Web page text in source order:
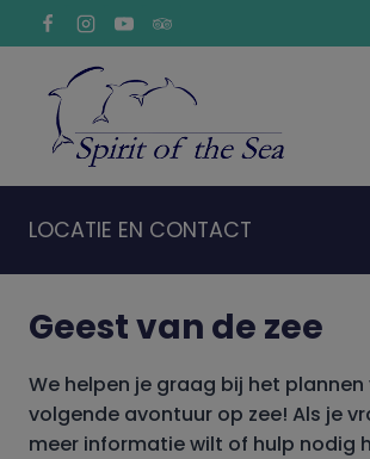
Doorgaan
naar
LOCATIE EN CONTACT
Geest van de zee
We helpen je graag bij het plannen
volgende avontuur op zee! Als je
meer informatie wilt of hulp nodig